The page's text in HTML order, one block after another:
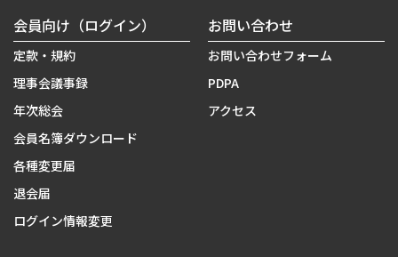
会員向け（ログイン）
定款・規約
理事会議事録
年次総会
会員名簿ダウンロード
各種変更届
退会届
ログイン情報変更
お問い合わせ
お問い合わせフォーム
PDPA
アクセス